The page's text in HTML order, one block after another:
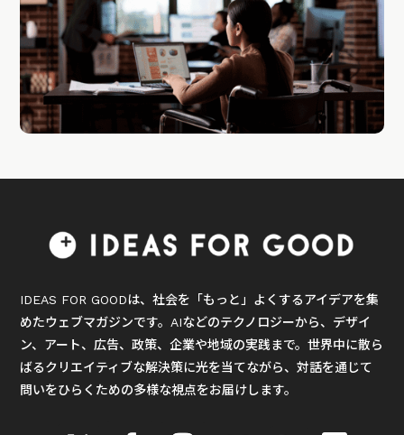
IDEAS FOR GOODは、社会を「もっと」よくするアイデアを集
めたウェブマガジンです。AIなどのテクノロジーから、デザイ
ン、アート、広告、政策、企業や地域の実践まで。世界中に散ら
ばるクリエイティブな解決策に光を当てながら、対話を通じて
問いをひらくための多様な視点をお届けします。